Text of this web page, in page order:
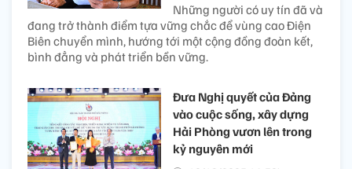
Những người có uy tín đã và
đang trở thành điểm tựa vững chắc để vùng cao Điện
Biên chuyển mình, hướng tới một cộng đồng đoàn kết,
bình đẳng và phát triển bền vững.
Đưa Nghị quyết của Đảng
vào cuộc sống, xây dựng
Hải Phòng vươn lên trong
kỷ nguyên mới